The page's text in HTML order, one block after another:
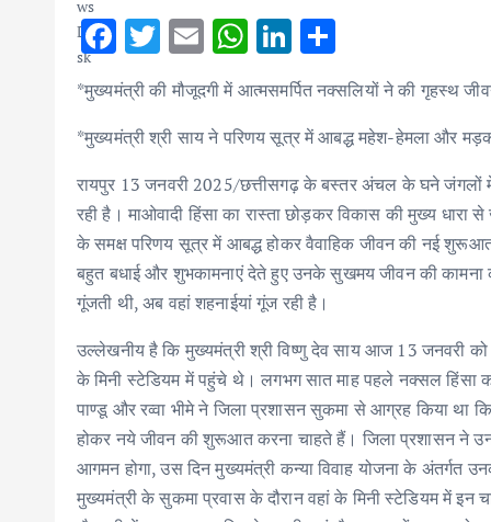
F
ac
e
b
o
o
k
T
w
it
te
r
E
m
ai
l
W
at
s
A
p
p
Li
n
k
e
dI
n
h
ar
e
*मुख्यमंत्री की मौजूदगी में आत्मसमर्पित नक्सलियों ने की गृहस्थ
*मुख्यमंत्री श्री साय ने परिणय सूत्र में आबद्ध महेश-हेमला और
रायपुर 13 जनवरी 2025/छत्तीसगढ़ के बस्तर अंचल के घने जंगलों में
रही है। माओवादी हिंसा का रास्ता छोड़कर विकास की मुख्य
के समक्ष परिणय सूत्र में आबद्ध होकर वैवाहिक जीवन की नई
बहुत बधाई और शुभकामनाएं देते हुए उनके सुखमय जीवन की
गूंजती थी, अब वहां शहनाईयां गूंज रही है।
उल्लेखनीय है कि मुख्यमंत्री श्री विष्णु देव साय आज 13 जनवरी
के मिनी स्टेडियम में पहुंचे थे। लगभग सात माह पहले नक्सल हिंसा
पाण्डू और रव्वा भीमे ने जिला प्रशासन सुकमा से आग्रह किया था
होकर नये जीवन की शुरूआत करना चाहते हैं। जिला प्रशासन ने उन
आगमन होगा, उस दिन मुख्यमंत्री कन्या विवाह योजना के अंतर्गत
मुख्यमंत्री के सुकमा प्रवास के दौरान वहां के मिनी स्टेडियम में इन